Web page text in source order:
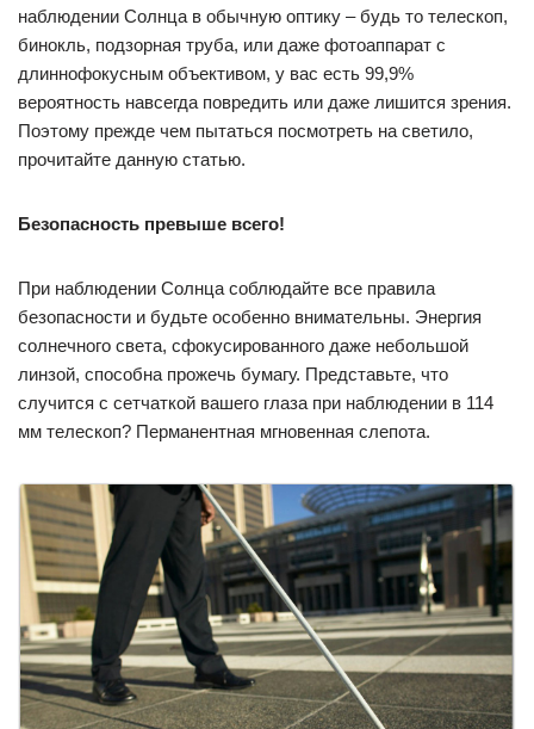
наблюдении Солнца в обычную оптику – будь то телескоп,
бинокль, подзорная труба, или даже фотоаппарат с
длиннофокусным объективом, у вас есть 99,9%
вероятность навсегда повредить или даже лишится зрения.
Поэтому прежде чем пытаться посмотреть на светило,
прочитайте данную статью.
Безопасность превыше всего!
При наблюдении Солнца соблюдайте все правила
безопасности и будьте особенно внимательны. Энергия
солнечного света, сфокусированного даже небольшой
линзой, способна прожечь бумагу. Представьте, что
случится с сетчаткой вашего глаза при наблюдении в 114
мм телескоп? Перманентная мгновенная слепота.